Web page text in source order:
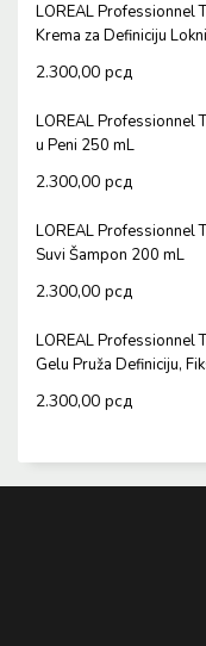
LOREAL Professionnel
Krema za Definiciju
2.300,00 рсд
LOREAL Professionnel
u Peni 250 mL
2.300,00 рсд
LOREAL Professionnel
Suvi Šampon 200 mL
2.300,00 рсд
LOREAL Professionnel
Gelu Pruža Definiciju,
2.300,00 рсд